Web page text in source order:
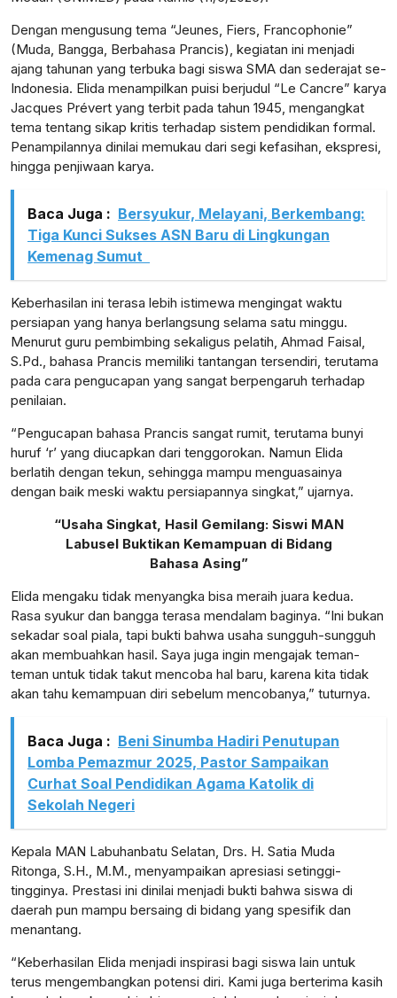
Dengan mengusung tema “Jeunes, Fiers, Francophonie”
(Muda, Bangga, Berbahasa Prancis), kegiatan ini menjadi
ajang tahunan yang terbuka bagi siswa SMA dan sederajat se-
Indonesia. Elida menampilkan puisi berjudul “Le Cancre” karya
Jacques Prévert yang terbit pada tahun 1945, mengangkat
tema tentang sikap kritis terhadap sistem pendidikan formal.
Penampilannya dinilai memukau dari segi kefasihan, ekspresi,
hingga penjiwaan karya.
Baca Juga : Bersyukur, Melayani, Berkembang:
Tiga Kunci Sukses ASN Baru di Lingkungan
Kemenag Sumut
Keberhasilan ini terasa lebih istimewa mengingat waktu
persiapan yang hanya berlangsung selama satu minggu.
Menurut guru pembimbing sekaligus pelatih, Ahmad Faisal,
S.Pd., bahasa Prancis memiliki tantangan tersendiri, terutama
pada cara pengucapan yang sangat berpengaruh terhadap
penilaian.
“Pengucapan bahasa Prancis sangat rumit, terutama bunyi
huruf ‘r’ yang diucapkan dari tenggorokan. Namun Elida
berlatih dengan tekun, sehingga mampu menguasainya
dengan baik meski waktu persiapannya singkat,” ujarnya.
“Usaha Singkat, Hasil Gemilang: Siswi MAN
Labusel Buktikan Kemampuan di Bidang
Bahasa Asing”
Elida mengaku tidak menyangka bisa meraih juara kedua.
Rasa syukur dan bangga terasa mendalam baginya. “Ini bukan
sekadar soal piala, tapi bukti bahwa usaha sungguh-sungguh
akan membuahkan hasil. Saya juga ingin mengajak teman-
teman untuk tidak takut mencoba hal baru, karena kita tidak
akan tahu kemampuan diri sebelum mencobanya,” tuturnya.
Baca Juga : Beni Sinumba Hadiri Penutupan
Lomba Pemazmur 2025, Pastor Sampaikan
Curhat Soal Pendidikan Agama Katolik di
Sekolah Negeri
Kepala MAN Labuhanbatu Selatan, Drs. H. Satia Muda
Ritonga, S.H., M.M., menyampaikan apresiasi setinggi-
tingginya. Prestasi ini dinilai menjadi bukti bahwa siswa di
daerah pun mampu bersaing di bidang yang spesifik dan
menantang.
“Keberhasilan Elida menjadi inspirasi bagi siswa lain untuk
terus mengembangkan potensi diri. Kami juga berterima kasih